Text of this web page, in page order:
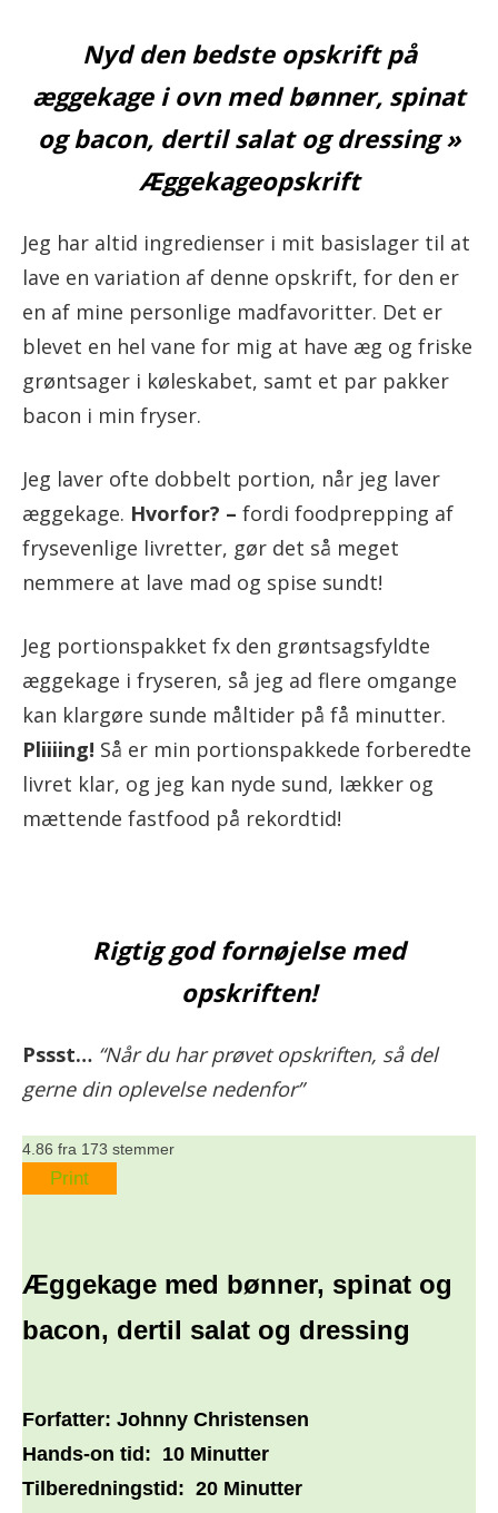
Nyd den bedste opskrift på
æggekage i ovn med bønner, spinat
og bacon, dertil salat og dressing »
Æggekageopskrift
Jeg har altid ingredienser i mit basislager til at
lave en variation af denne opskrift, for den er
en af mine personlige madfavoritter. Det er
blevet en hel vane for mig at have æg og friske
grøntsager i køleskabet, samt et par pakker
bacon i min fryser.
Jeg laver ofte dobbelt portion, når jeg laver
æggekage. Hvorfor? – fordi foodprepping af
frysevenlige livretter, gør det så meget
nemmere at lave mad og spise sundt!
Jeg portionspakket fx den grøntsagsfyldte
æggekage i fryseren, så jeg ad flere omgange
kan klargøre sunde måltider på få minutter.
Pliiiing! Så er min portionspakkede forberedte
livret klar, og jeg kan nyde sund, lækker og
mættende fastfood på rekordtid!
Rigtig god fornøjelse med
opskriften!
Pssst… “Når du har prøvet opskriften, så del
gerne din oplevelse nedenfor”
4.86 fra 173 stemmer
Print
Æggekage med bønner, spinat og
bacon, dertil salat og dressing
Forfatter: Johnny Christensen
Hands-on tid: 10 Minutter
Tilberedningstid: 20 Minutter